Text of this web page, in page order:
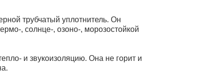
трубчатый уплотнитель. Он
, солнце-, озоно-, морозостойкой
и звукоизоляцию. Она не горит и